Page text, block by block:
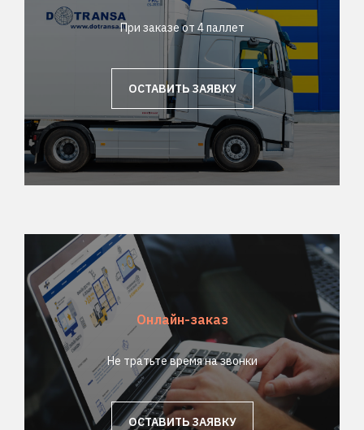
При заказе от 4 паллет
ОСТАВИТЬ ЗАЯВКУ
Онлайн-заказ
Не тратьте время на звонки
ОСТАВИТЬ ЗАЯВКУ